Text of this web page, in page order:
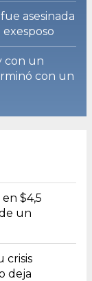
asesinada
con un
con un
$4,5
un
crisis
deja